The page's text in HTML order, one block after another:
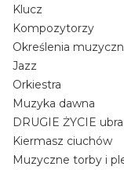
Klucz
Kompozytorzy
Określenia
Jazz
Orkiestra
Muzyka dawna
DRUGIE ŻYCIE
Kiermasz ciuchów
Muzyczne torby i